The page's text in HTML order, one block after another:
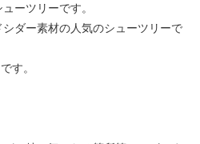
ーツリーです。
シダー素材の人気のシューツリーで
す。